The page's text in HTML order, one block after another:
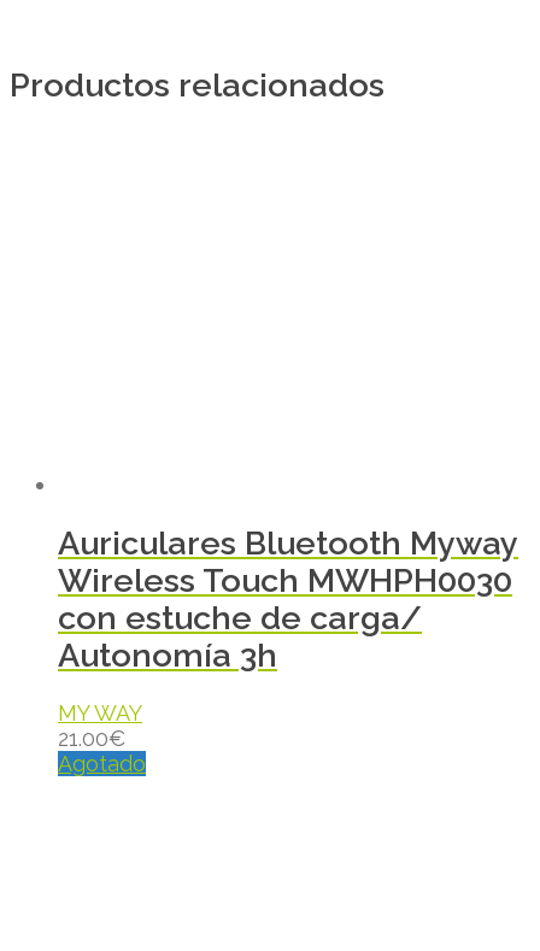
Productos relacionados
Auriculares Bluetooth Myway
Wireless Touch MWHPH0030
con estuche de carga/
Autonomía 3h
MY WAY
21.00€
Agotado